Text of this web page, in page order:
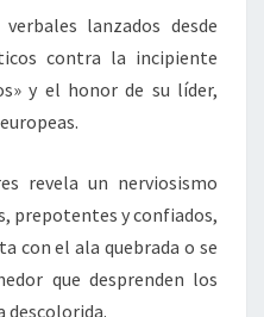
lanzados desde
contra la incipiente
y el honor de su líder,
revela un nerviosismo
prepotentes y confiados,
con el ala quebrada o se
que desprenden los
descolorida.